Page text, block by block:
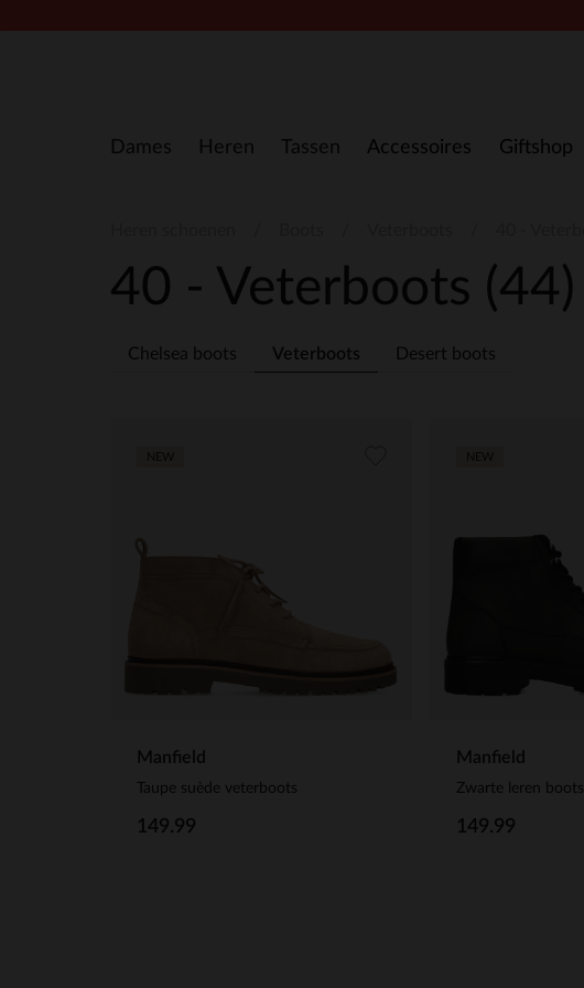
Dames Heren Tassen Accessoires Giftshop
40 - Veterboots (44)
Chelsea boots Veterboots Desert boots
Manfield
Taupe suède veterboots
149.99
Manfield
Zwarte leren boots
149.99